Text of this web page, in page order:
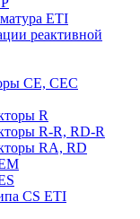
ETI
реактивной
CE, CEC
R
R-R, RD-R
RA, RD
CS ETI